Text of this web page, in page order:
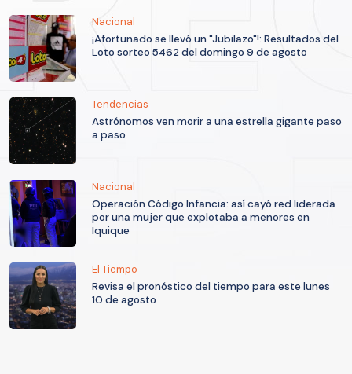
Nacional
¡Afortunado se llevó un "Jubilazo"!: Resultados del
Loto sorteo 5462 del domingo 9 de agosto
Tendencias
Astrónomos ven morir a una estrella gigante paso
a paso
Nacional
Operación Código Infancia: así cayó red liderada
por una mujer que explotaba a menores en
Iquique
El Tiempo
Revisa el pronóstico del tiempo para este lunes
10 de agosto